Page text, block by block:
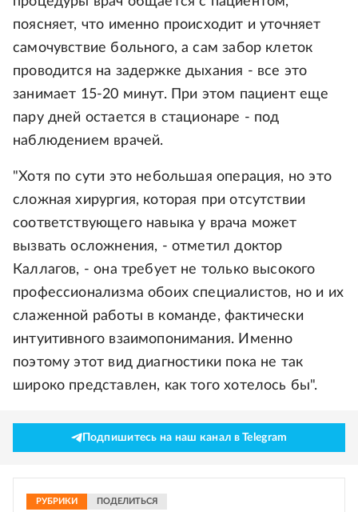
поясняет, что именно происходит и уточняет
самочувствие больного, а сам забор клеток
проводится на задержке дыхания - все это
занимает 15-20 минут. При этом пациент еще
пару дней остается в стационаре - под
наблюдением врачей.
"Хотя по сути это небольшая операция, но это
сложная хирургия, которая при отсутствии
соответствующего навыка у врача может
вызвать осложнения, - отметил доктор
Каллагов, - она требует не только высокого
профессионализма обоих специалистов, но и их
слаженной работы в команде, фактически
интуитивного взаимопонимания. Именно
поэтому этот вид диагностики пока не так
широко представлен, как того хотелось бы".
Подпишитесь на наш канал в Telegram
РУБРИКИ ПОДЕЛИТЬСЯ